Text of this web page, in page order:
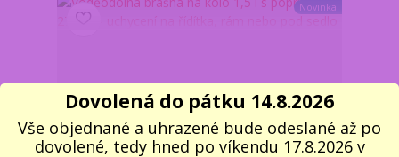
Novinka
Dovolená do pátku 14.8.2026
Vše objednané a uhrazené bude odeslané až po
dovolené, tedy hned po víkendu 17.8.2026 v